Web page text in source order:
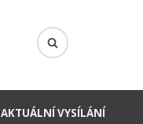
AKTUÁLNÍ VYSÍLÁNÍ